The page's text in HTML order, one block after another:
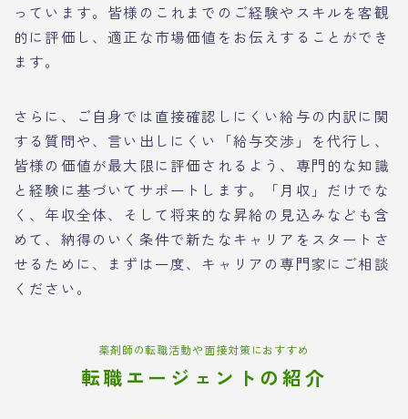
っています。皆様のこれまでのご経験やスキルを客観
的に評価し、適正な市場価値をお伝えすることができ
ます。
さらに、ご自身では直接確認しにくい給与の内訳に関
する質問や、言い出しにくい「給与交渉」を代行し、
皆様の価値が最大限に評価されるよう、専門的な知識
と経験に基づいてサポートします。「月収」だけでな
く、年収全体、そして将来的な昇給の見込みなども含
めて、納得のいく条件で新たなキャリアをスタートさ
せるために、まずは一度、キャリアの専門家にご相談
ください。
薬剤師の転職活動や面接対策におすすめ
転職エージェントの紹介